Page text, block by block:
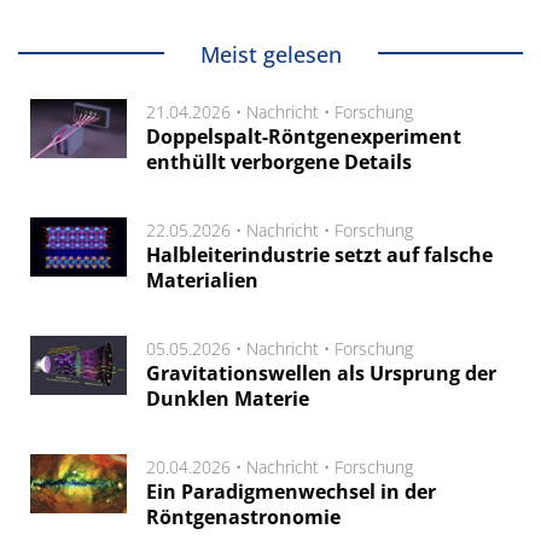
Meist gelesen
21.04.2026 • Nachricht • Forschung
Doppelspalt-Röntgenexperiment
enthüllt verborgene Details
22.05.2026 • Nachricht • Forschung
Halbleiterindustrie setzt auf falsche
Materialien
05.05.2026 • Nachricht • Forschung
Gravitationswellen als Ursprung der
Dunklen Materie
20.04.2026 • Nachricht • Forschung
Ein Paradigmenwechsel in der
Röntgenastronomie